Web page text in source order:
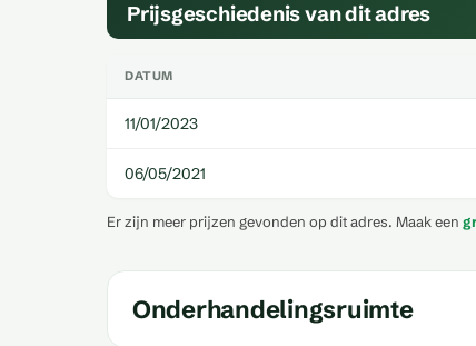
Prijsgeschiedenis van dit adres
DATUM
11/01/2023
06/05/2021
Er zijn meer prijzen gevonden op dit adres. Maak een
Onderhandelingsruimte